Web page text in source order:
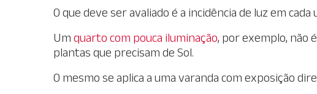
O que deve ser avaliado é a incidência de luz em cada
Um quarto com pouca iluminação, por exemplo, não
plantas que precisam de Sol.
O mesmo se aplica a uma varanda com exposição